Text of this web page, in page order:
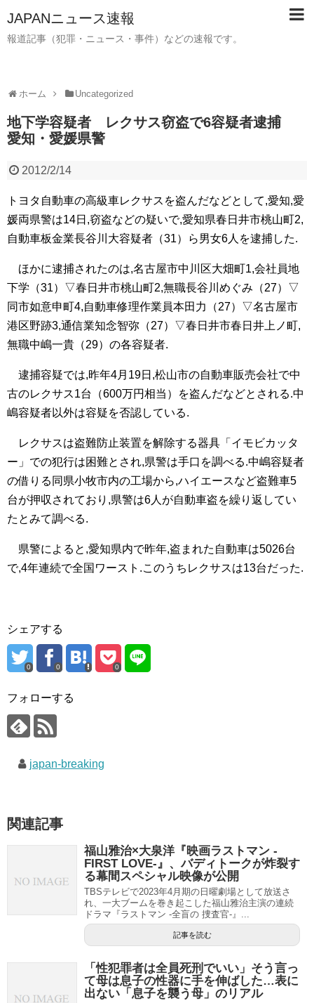
JAPANニュース速報
報道記事（犯罪・ニュース・事件）などの速報です。
ホーム Uncategorized
地下学容疑者 レクサス窃盗で6容疑者逮捕
愛知・愛媛県警
2012/2/14
トヨタ自動車の高級車レクサスを盗んだなどとして,愛知,愛
媛両県警は14日,窃盗などの疑いで,愛知県春日井市桃山町2,
自動車板金業長谷川大容疑者（31）ら男女6人を逮捕した.
ほかに逮捕されたのは,名古屋市中川区大畑町1,会社員地
下学（31）▽春日井市桃山町2,無職長谷川めぐみ（27）▽
同市如意申町4,自動車修理作業員本田力（27）▽名古屋市
港区野跡3,通信業知念智弥（27）▽春日井市春日井上ノ町,
無職中嶋一貴（29）の各容疑者.
逮捕容疑では,昨年4月19日,松山市の自動車販売会社で中
古のレクサス1台（600万円相当）を盗んだなどとされる.中
嶋容疑者以外は容疑を否認している.
レクサスは盗難防止装置を解除する器具「イモビカッタ
ー」での犯行は困難とされ,県警は手口を調べる.中嶋容疑者
の借りる同県小牧市内の工場から,ハイエースなど盗難車5
台が押収されており,県警は6人が自動車盗を繰り返してい
たとみて調べる.
県警によると,愛知県内で昨年,盗まれた自動車は5026台
で,4年連続で全国ワースト.このうちレクサスは13台だった.
シェアする
0 0 0
フォローする
japan-breaking
関連記事
福山雅治×大泉洋『映画ラストマン -
FIRST LOVE-』、バディトークが炸裂す
る幕間スペシャル映像が公開
TBSテレビで2023年4月期の日曜劇場として放送さ
れ、一大ブームを巻き起こした福山雅治主演の連続
ドラマ『ラストマン -全盲の 捜査官-』...
記事を読む
「性犯罪者は全員死刑でいい」そう言っ
て母は息子の性器に手を伸ばした…表に
出ない「息子を襲う母」のリアル